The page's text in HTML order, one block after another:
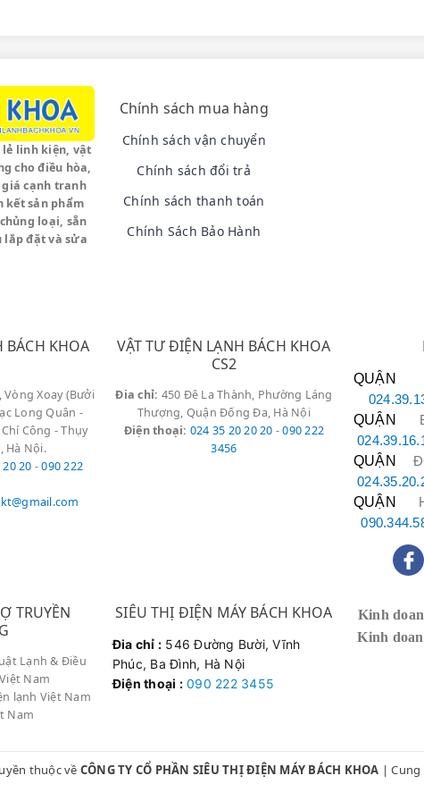
thuật viên chuyên ngành Đảm nhiệm: Đảm bảo chẩn đoán lỗi
: Tiện lợi, không cần mang vác cồng kềnh, phục vụ nhanh chóng
vòng 30 phút.
hãng: Thay thế linh kiện có nguồn gốc rõ ràng, bảo hành dài hạn.
Khách Hàng Tại Khu Vực
-Hà Đông
tôi ở Nguyễn Thanh Bình bị rò rỉ dầu. Gọi Điện Lạnh Bách Khoa,
— Anh Hùng
nghiệp."
— Chị Mai
miễn phí:
lẻ linh kiện, vật
cho điều hòa,
cạnh tranh
kết sản phẩm
loại, sẵn
lắp đặt và sửa
Chính sách mua hàng
Chính sách vận chuyển
Chính sách đổi trả
Chính sách thanh toán
Chính Sách Bảo Hành
BÁCH KHOA
Xoay (Bưởi
Long Quân -
Công - Thụy
Hà Nội.
20 -090 222
VẬT TƯ ĐIỆN LẠNH BÁCH KHOA
CS2
Đia chỉ: 450 Đê La Thành, Phường Láng
Thượng, Quận Đống Đa, Hà Nội
Điện thoại: 024 35 20 20 20 -090 222
3456
QUẬN
QUẬN
QUẬN
QUẬN
TRUYỀN
Lạnh & Điều
Nam
lạnh Việt Nam
Nam
SIÊU THỊ ĐIỆN MÁY BÁCH KHOA
Đia chỉ : 546 Đường Bười, Vĩnh
Phúc, Ba Đình, Hà Nội
Điện thoại : 090 222 3455
Kinh
Kinh
thuộc về CÔNG TY CỔ PHẦN SIÊU THỊ ĐIỆN MÁY BÁCH KHOA | Cung